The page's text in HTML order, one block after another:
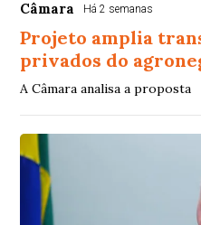
Câmara Há 2 semanas
Projeto amplia
privados do
A Câmara analisa a proposta